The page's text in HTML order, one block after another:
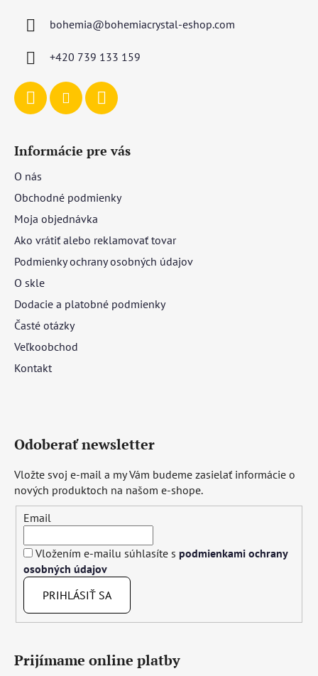
bohemia@bohemiacrystal-eshop.com
+420 739 133 159
Informácie pre vás
O nás
Obchodné podmienky
Moja objednávka
Ako vrátiť alebo reklamovať tovar
Podmienky ochrany osobných údajov
O skle
Dodacie a platobné podmienky
Časté otázky
Veľkoobchod
Kontakt
Odoberať newsletter
Vložte svoj e-mail a my Vám budeme zasielať informácie o
nových produktoch na našom e-shope.
Email
Vložením e-mailu súhlasíte s podmienkami ochrany
osobných údajov
PRIHLÁSIŤ SA
Prijímame online platby